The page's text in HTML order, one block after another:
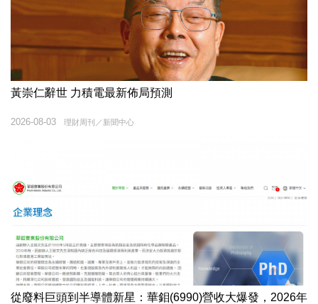
黃崇仁辭世 力積電最新佈局預測
理財周刊／新聞中心
2026-08-03
從廢料巨頭到半導體新星：華鉬(6990)營收大爆發，2026年